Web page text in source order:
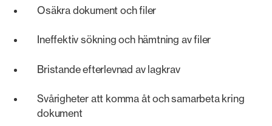
Osäkra dokument och filer
Ineffektiv sökning och hämtning av filer
Bristande efterlevnad av lagkrav
Svårigheter att komma åt och samarbeta kring
dokument